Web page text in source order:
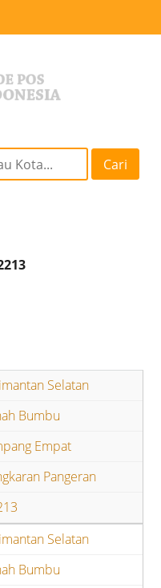
Cari
Selatan
Bumbu
Empat
Pangeran
Selatan
Bumbu